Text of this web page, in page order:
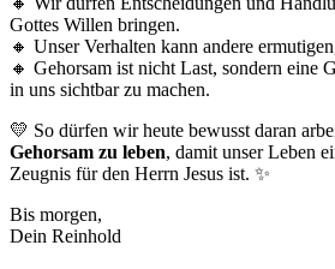
Gottes Willen bringen.
🔸 Unser Verhalten kann andere
🔸 Gehorsam ist nicht Last, sondern eine
in uns sichtbar zu machen.
💛 So dürfen wir heute bewusst daran
Gehorsam zu leben, damit unser Leben
Zeugnis für den Herrn Jesus ist. ✨
Bis morgen,
Dein Reinhold